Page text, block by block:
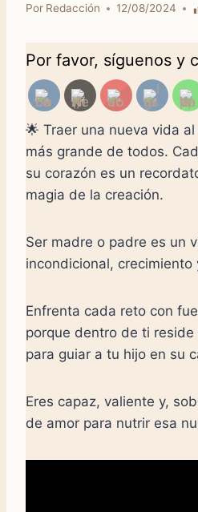
Por Redacción 12/08/2024
Por favor, síguenos y
🌟 Traer una nueva vida
más grande de todos.
su corazón es un
magia de la creación.
Ser madre o padre es un
incondicional, crecimiento
Enfrenta cada reto con
porque dentro de ti
para guiar a tu hijo en su
Eres capaz, valiente y,
de amor para nutrir esa